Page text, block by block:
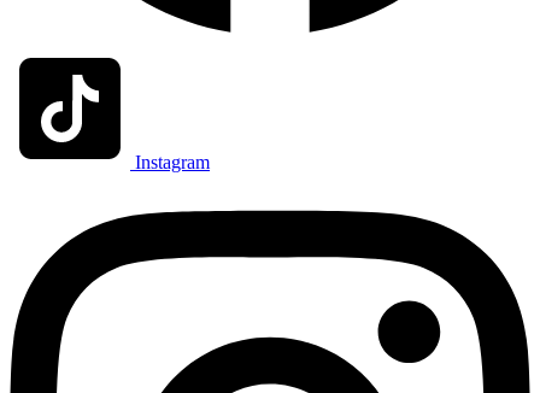
Instagram